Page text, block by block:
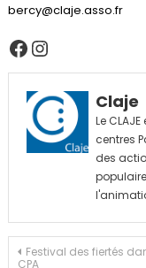
bercy@claje.asso.fr
Facebook
Instagram
Claje
Le
centres
des
Festival des fiertés
CPA